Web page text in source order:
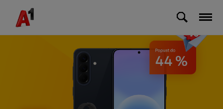
Skip to Main Content